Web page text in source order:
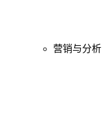
营销与分析